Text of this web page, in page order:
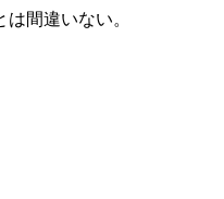
間違いない。